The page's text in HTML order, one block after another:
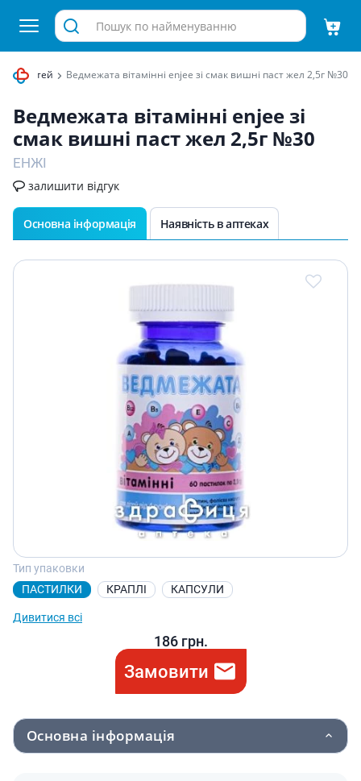
для дітей Ведмежата вітамінні enjee зі смак вишні паст жел 2,5г №30
Ведмежата вітамінні enjee зі
смак вишні паст жел 2,5г №30
ЕНЖІ
залишити відгук
Основна інформація Наявність в аптеках
Тип упаковки
ПАСТИЛКИ
КРАПЛІ КАПСУЛИ
Дивитися всі
186 грн.
Замовити
Основна інформація